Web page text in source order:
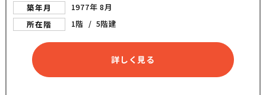
築年月
1977年 8月
所在階
1階 / 5階建
詳しく見る